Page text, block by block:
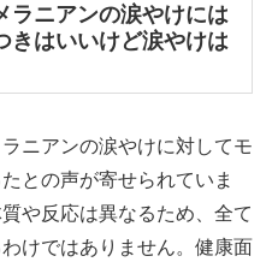
ラニアンの涙やけには
きはいいけど涙やけは
ニアンの涙やけに対してモ
との声が寄せられていま
や反応は異なるため、全て
けではありません。健康面